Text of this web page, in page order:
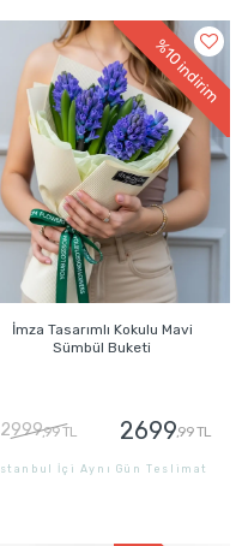
%10
indirim
İmza Tasarımlı Kokulu Mavi
Sümbül Buketi
2999,99 TL 2699,99 TL
İstanbul İçi Aynı Gün Teslimat